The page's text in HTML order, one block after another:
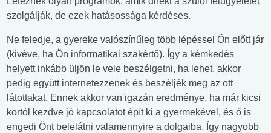
szolgálják, de ezek hatásossága kérdéses.
Ne feledje, a gyereke valószínűleg több lépéssel Ön előtt jár
(kivéve, ha Ön informatikai szakértő). Így a kémkedés
helyett inkább üljön le vele beszélgetni, ha lehet, akkor
pedig együtt internetezzenek és beszéljék meg az ott
látottakat. Ennek akkor van igazán eredménye, ha már kicsi
kortól kezdve jó kapcsolatot épít ki a gyermekével, és ő is
engedi Önt belelátni valamennyire a dolgaiba. Így nagyobb